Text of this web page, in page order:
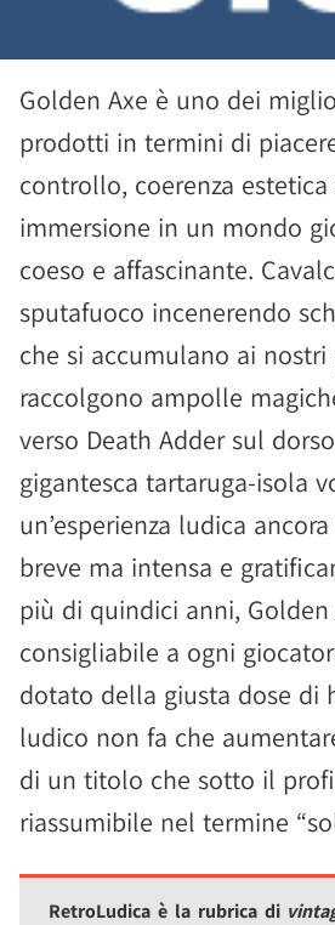
Golden Axe è uno dei
prodotti in termini di
controllo, coerenza estetica
immersione in un mondo
coeso e affascinante.
sputafuoco incenerendo
che si accumulano ai
raccolgono ampolle
verso Death Adder sul
gigantesca tartaruga-isola
un’esperienza ludica
breve ma intensa e
più di quindici anni, Golden
consigliabile a ogni
dotato della giusta dose di
ludico non fa che
di un titolo che sotto il
riassumibile nel termine
RetroLudica è la rubrica di